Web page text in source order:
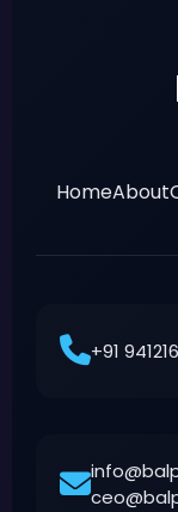
HomeAbout
+91